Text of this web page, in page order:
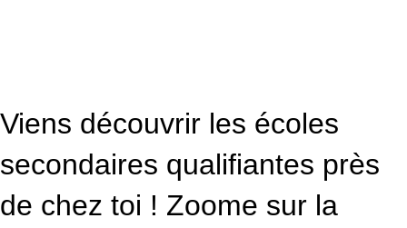
Viens découvrir les écoles
secondaires qualifiantes près
de chez toi ! Zoome sur la